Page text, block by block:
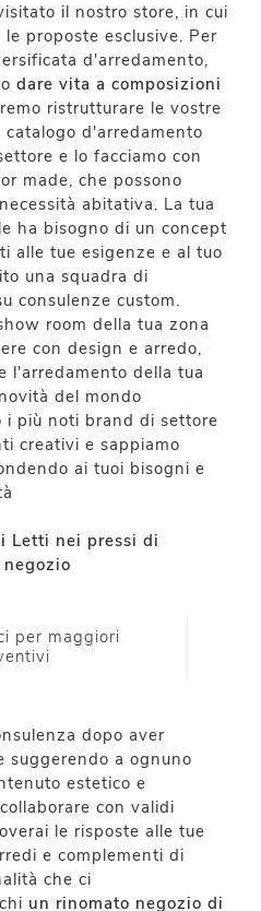
il nostro store, in cui
proposte esclusive. Per
d'arredamento,
dare vita a composizioni
ristrutturare le vostre
d'arredamento
e lo facciamo con
made, che possono
abitativa. La tua
ha bisogno di un concept
alle tue esigenze e al tuo
una squadra di
consulenze custom.
room della tua zona
con design e arredo,
l'arredamento della tua
del mondo
i più noti brand di settore
creativi e sappiamo
ai tuoi bisogni e
Letti nei pressi di
per maggiori
dopo aver
suggerendo a ognuno
estetico e
con validi
le risposte alle tue
e complementi di
che ci
un rinomato negozio di